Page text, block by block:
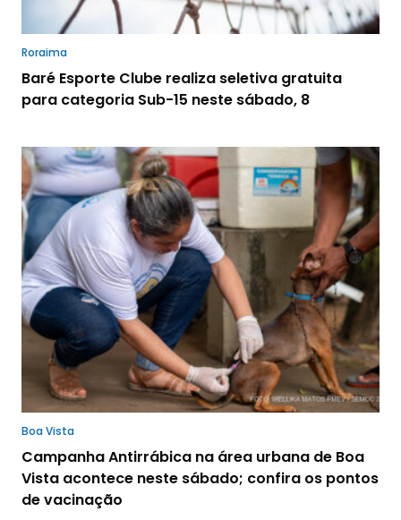
Roraima
Baré Esporte Clube realiza seletiva gratuita
para categoria Sub-15 neste sábado, 8
Boa Vista
Campanha Antirrábica na área urbana de Boa
Vista acontece neste sábado; confira os pontos
de vacinação